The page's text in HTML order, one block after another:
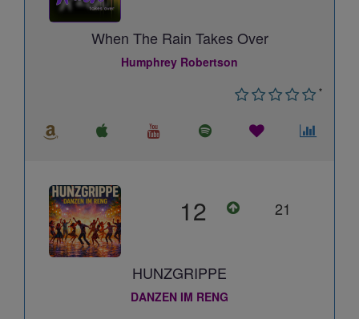
When The Rain Takes Over
Humphrey Robertson
*
12 21
HUNZGRIPPE
DANZEN IM RENG